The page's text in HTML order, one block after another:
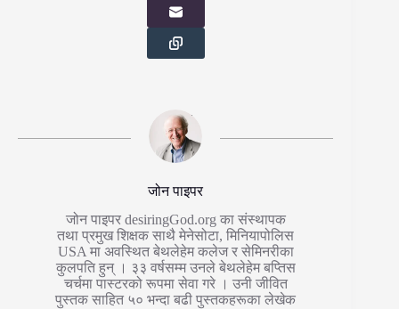
जोन पाइपर
जोन पाइपर desiringGod.org का संस्थापक
तथा प्रमुख शिक्षक साथै मेनेसोटा, मिनियापोलिस
USA मा अवस्थित बेथलेहेम कलेज र सेमिनरीका
कुलपति हुन् । ३३ वर्षसम्म उनले बेथलेहेम बप्तिस
चर्चमा पास्टरको रूपमा सेवा गरे । उनी जीवित
पुस्तक साहित ५० भन्दा बढी पुस्तकहरूका लेखेक